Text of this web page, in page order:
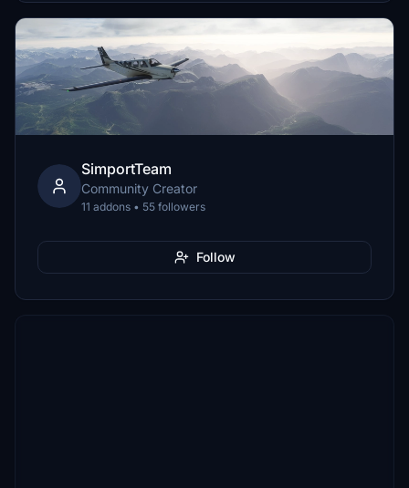
SimportTeam
Community Creator
11 addons • 55 followers
Follow